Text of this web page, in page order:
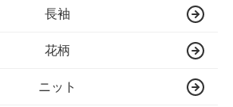
長袖
花柄
ニット